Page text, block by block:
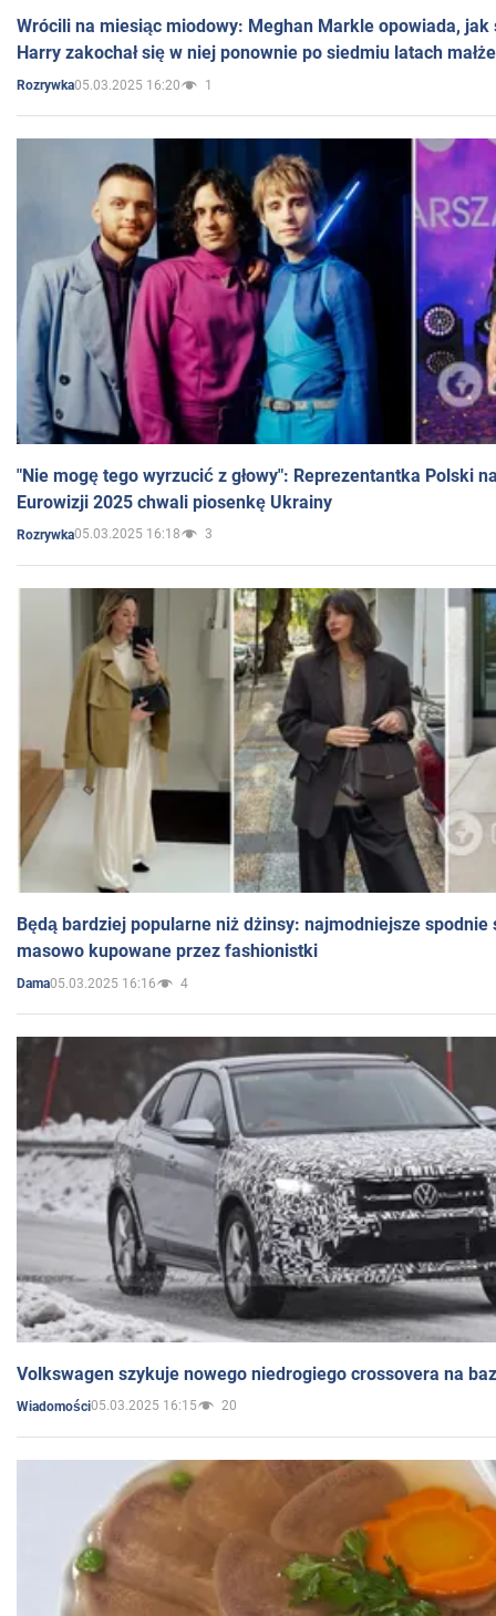
Wrócili na miesiąc miodowy: Meghan Markle opowiada, jak
Harry zakochał się w niej ponownie po siedmiu latach
Rozrywka05.03.2025 16:20 1
"Nie mogę tego wyrzucić z głowy": Reprezentantka Polski
Eurowizji 2025 chwali piosenkę Ukrainy
Rozrywka05.03.2025 16:18 3
Będą bardziej popularne niż dżinsy: najmodniejsze spodnie
masowo kupowane przez fashionistki
Dama05.03.2025 16:16 4
Volkswagen szykuje nowego niedrogiego crossovera na
Wiadomości05.03.2025 16:15 20